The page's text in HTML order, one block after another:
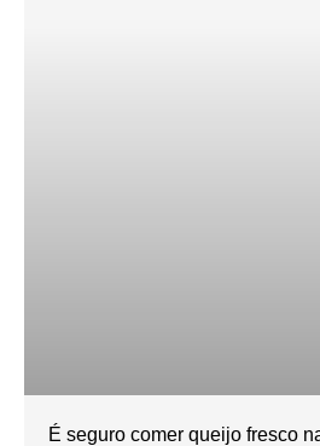
É seguro comer queijo fresco